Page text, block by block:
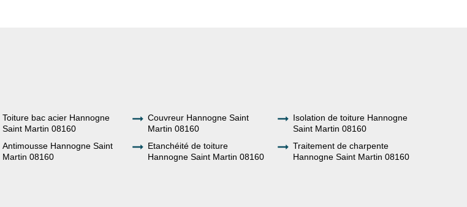
Toiture bac acier Hannogne
Saint Martin 08160
Couvreur Hannogne Saint
Martin 08160
Isolation de toiture Hannogne
Saint Martin 08160
Antimousse Hannogne Saint
Martin 08160
Etanchéité de toiture
Hannogne Saint Martin 08160
Traitement de charpente
Hannogne Saint Martin 08160